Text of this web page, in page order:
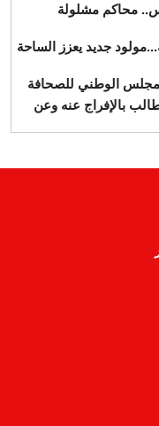
محاكم مشلولة
جديد يعزز الساحة
الوطني للصحافة
بالإفراج عنه وعن